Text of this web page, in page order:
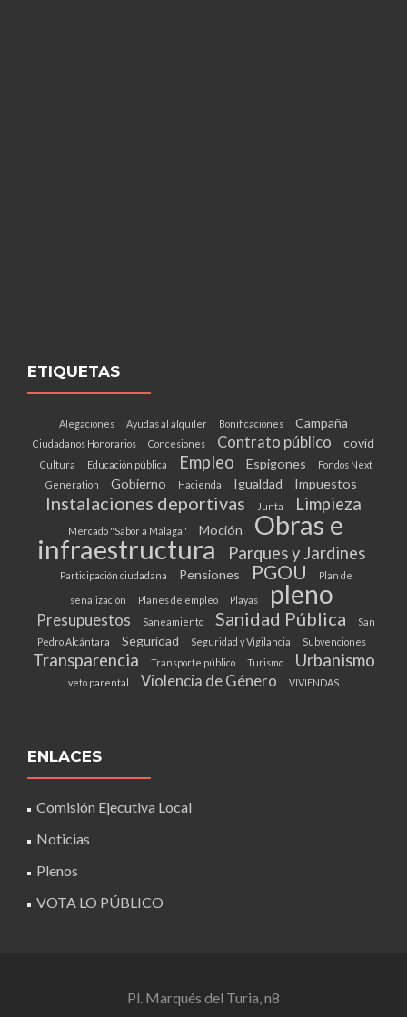
ETIQUETAS
Alegaciones Ayudas al alquiler Bonificaciones Campaña
Ciudadanos Honorarios Concesiones Contrato público covid
Cultura Educación pública Empleo Espigones
Fondos Next
Generation
Gobierno Hacienda Igualdad Impuestos
Instalaciones deportivas Junta Limpieza
Mercado "Sabor a Málaga" Moción Obras e
infraestructura Parques y Jardines
Participación ciudadana Pensiones PGOU Plan de
señalización Planes de empleo Playas pleno
Presupuestos Saneamiento Sanidad Pública
San
Pedro Alcántara
Seguridad Seguridad y Vigilancia Subvenciones
Transparencia Transporte público Turismo Urbanismo
veto parental Violencia de Género VIVIENDAS
ENLACES
Comisión Ejecutiva Local
Noticias
Plenos
VOTA LO PÚBLICO
Pl. Marqués del Turia, n8